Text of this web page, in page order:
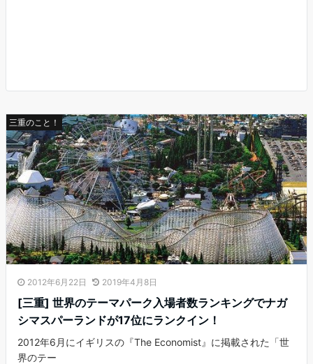
三重のこと！
2012年6月22日 2019年4月8日
[三重] 世界のテーマパーク入場者数ランキングでナガ
シマスパーランドが17位にランクイン！
2012年6月にイギリスの『The Economist』に掲載された「世
界のテー